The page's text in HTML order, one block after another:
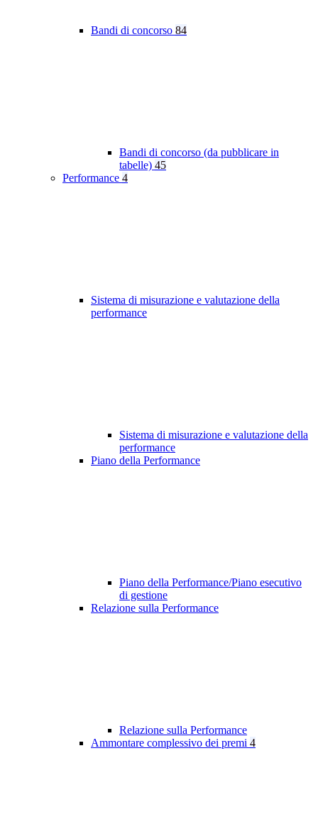
Bandi di concorso 84
Bandi di concorso (da pubblicare in
tabelle) 45
Performance 4
Sistema di misurazione e valutazione della
performance
Sistema di misurazione e valutazione della
performance
Piano della Performance
Piano della Performance/Piano esecutivo
di gestione
Relazione sulla Performance
Relazione sulla Performance
Ammontare complessivo dei premi 4